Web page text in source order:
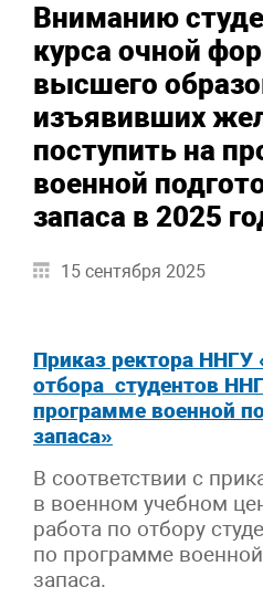
Вниманию
курса очной
высшего
изъявивших
поступить на
военной
запаса в 2025
15 сентября 2025
Приказ ректора ННГУ
отбора студентов
программе военной
запаса»
В соответствии с
в военном учебном
работа по отбору
по программе
запаса.